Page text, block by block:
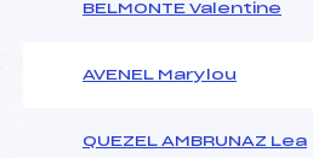
BELMONTE Valentine
AVENEL Marylou
QUEZEL AMBRUNAZ Lea